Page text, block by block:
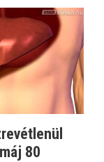
80